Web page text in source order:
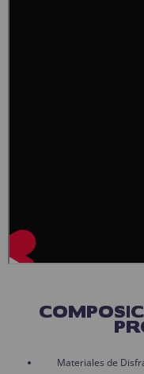
Materiales de